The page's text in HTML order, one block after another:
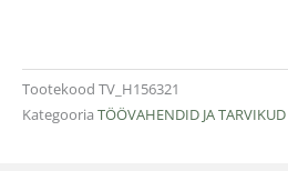
Tootekood TV_H156321
Kategooria TÖÖVAHENDID JA TARVIKUD